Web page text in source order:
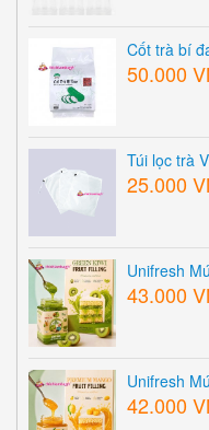
Cốt trà bí
50.000
Túi lọc trà
25.000
Unifresh
43.000
Unifresh
42.000